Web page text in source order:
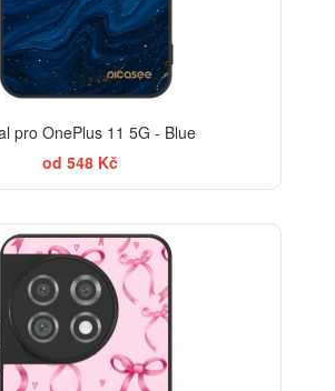
pro OnePlus 11 5G - Blue
od 548 Kč